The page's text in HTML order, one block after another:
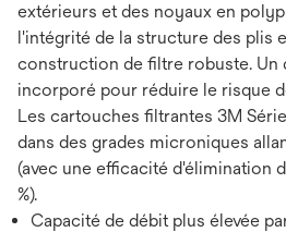
extérieurs et des noyaux en
l'intégrité de la structure des plis
construction de filtre robuste.
incorporé pour réduire le risque
Les cartouches filtrantes 3M
dans des grades microniques
(avec une efficacité d'élimination
%).
Capacité de débit plus élevée